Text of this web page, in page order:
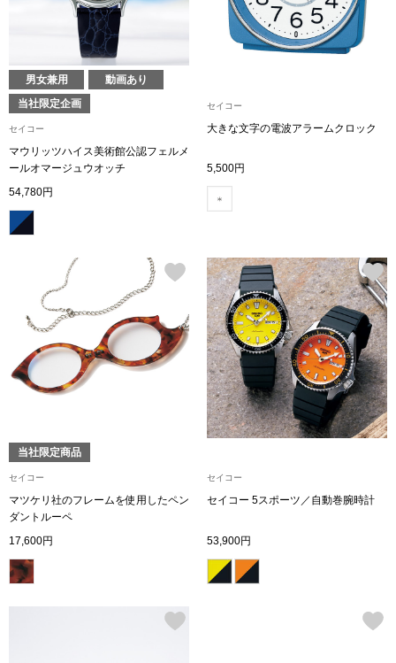
BOGARD 最新号はこちら
ランド
ベスト
ボトムス
デニム
その他
ルーム･アン
アンダーウェア
男女兼用
動画あり
当社限定企画
セイコー
マウリッツハイス美術館公認フェルメ
ールオマージュウオッチ
54,780円
セイコー
大きな文字の電波アラームクロック
5,500円
当社限定商品
セイコー
マツケリ社のフレームを使用したペン
ダントルーペ
17,600円
セイコー
セイコー 5スポーツ／自動巻腕時計
53,900円